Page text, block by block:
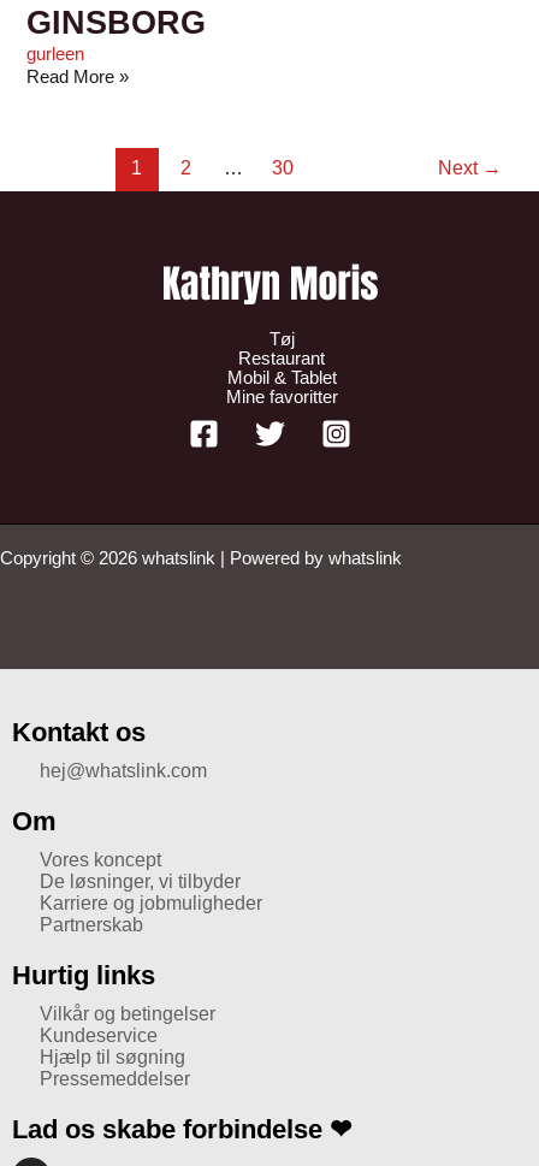
GINSBORG
gurleen
Read More »
1 2 … 30 Next →
Tøj
Restaurant
Mobil & Tablet
Mine favoritter
Copyright © 2026 whatslink | Powered by whatslink
Kontakt os
hej@whatslink.com
Om
Vores koncept
De løsninger, vi tilbyder
Karriere og jobmuligheder
Partnerskab
Hurtig links
Vilkår og betingelser
Kundeservice
Hjælp til søgning
Pressemeddelser
Lad os skabe forbindelse ❤